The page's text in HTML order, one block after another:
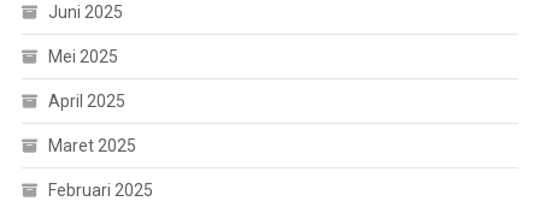
Juni 2025
Mei 2025
April 2025
Maret 2025
Februari 2025